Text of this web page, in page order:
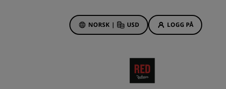
NORSK | USD LOGG PÅ